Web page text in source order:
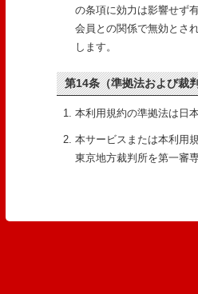
の条項に効力は影響せず
会員との関係で無効とさ
します。
第14条（準拠法および裁
本利用規約の準拠法は日
本サービスまたは本利用
東京地方裁判所を第一審